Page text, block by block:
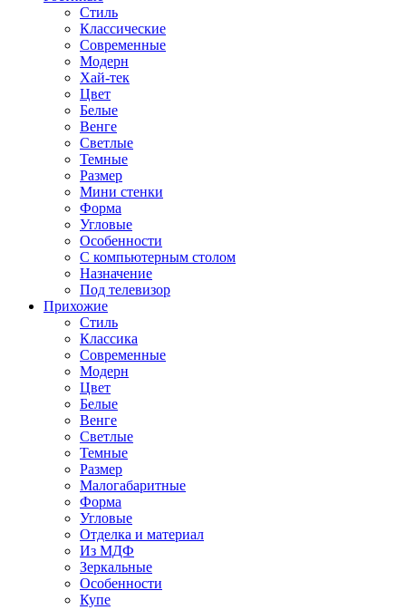
Стиль
Классические
Современные
Модерн
Хай-тек
Цвет
Белые
Венге
Светлые
Темные
Размер
Мини стенки
Форма
Угловые
Особенности
С компьютерным столом
Назначение
Под телевизор
Прихожие
Стиль
Классика
Современные
Модерн
Цвет
Белые
Венге
Светлые
Темные
Размер
Малогабаритные
Форма
Угловые
Отделка и материал
Из МДФ
Зеркальные
Особенности
Купе